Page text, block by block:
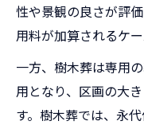
性や景観の良さが評
用料が加算されるケー
一方、樹木葬は専用
用となり、区画の大
す。樹木葬では、永